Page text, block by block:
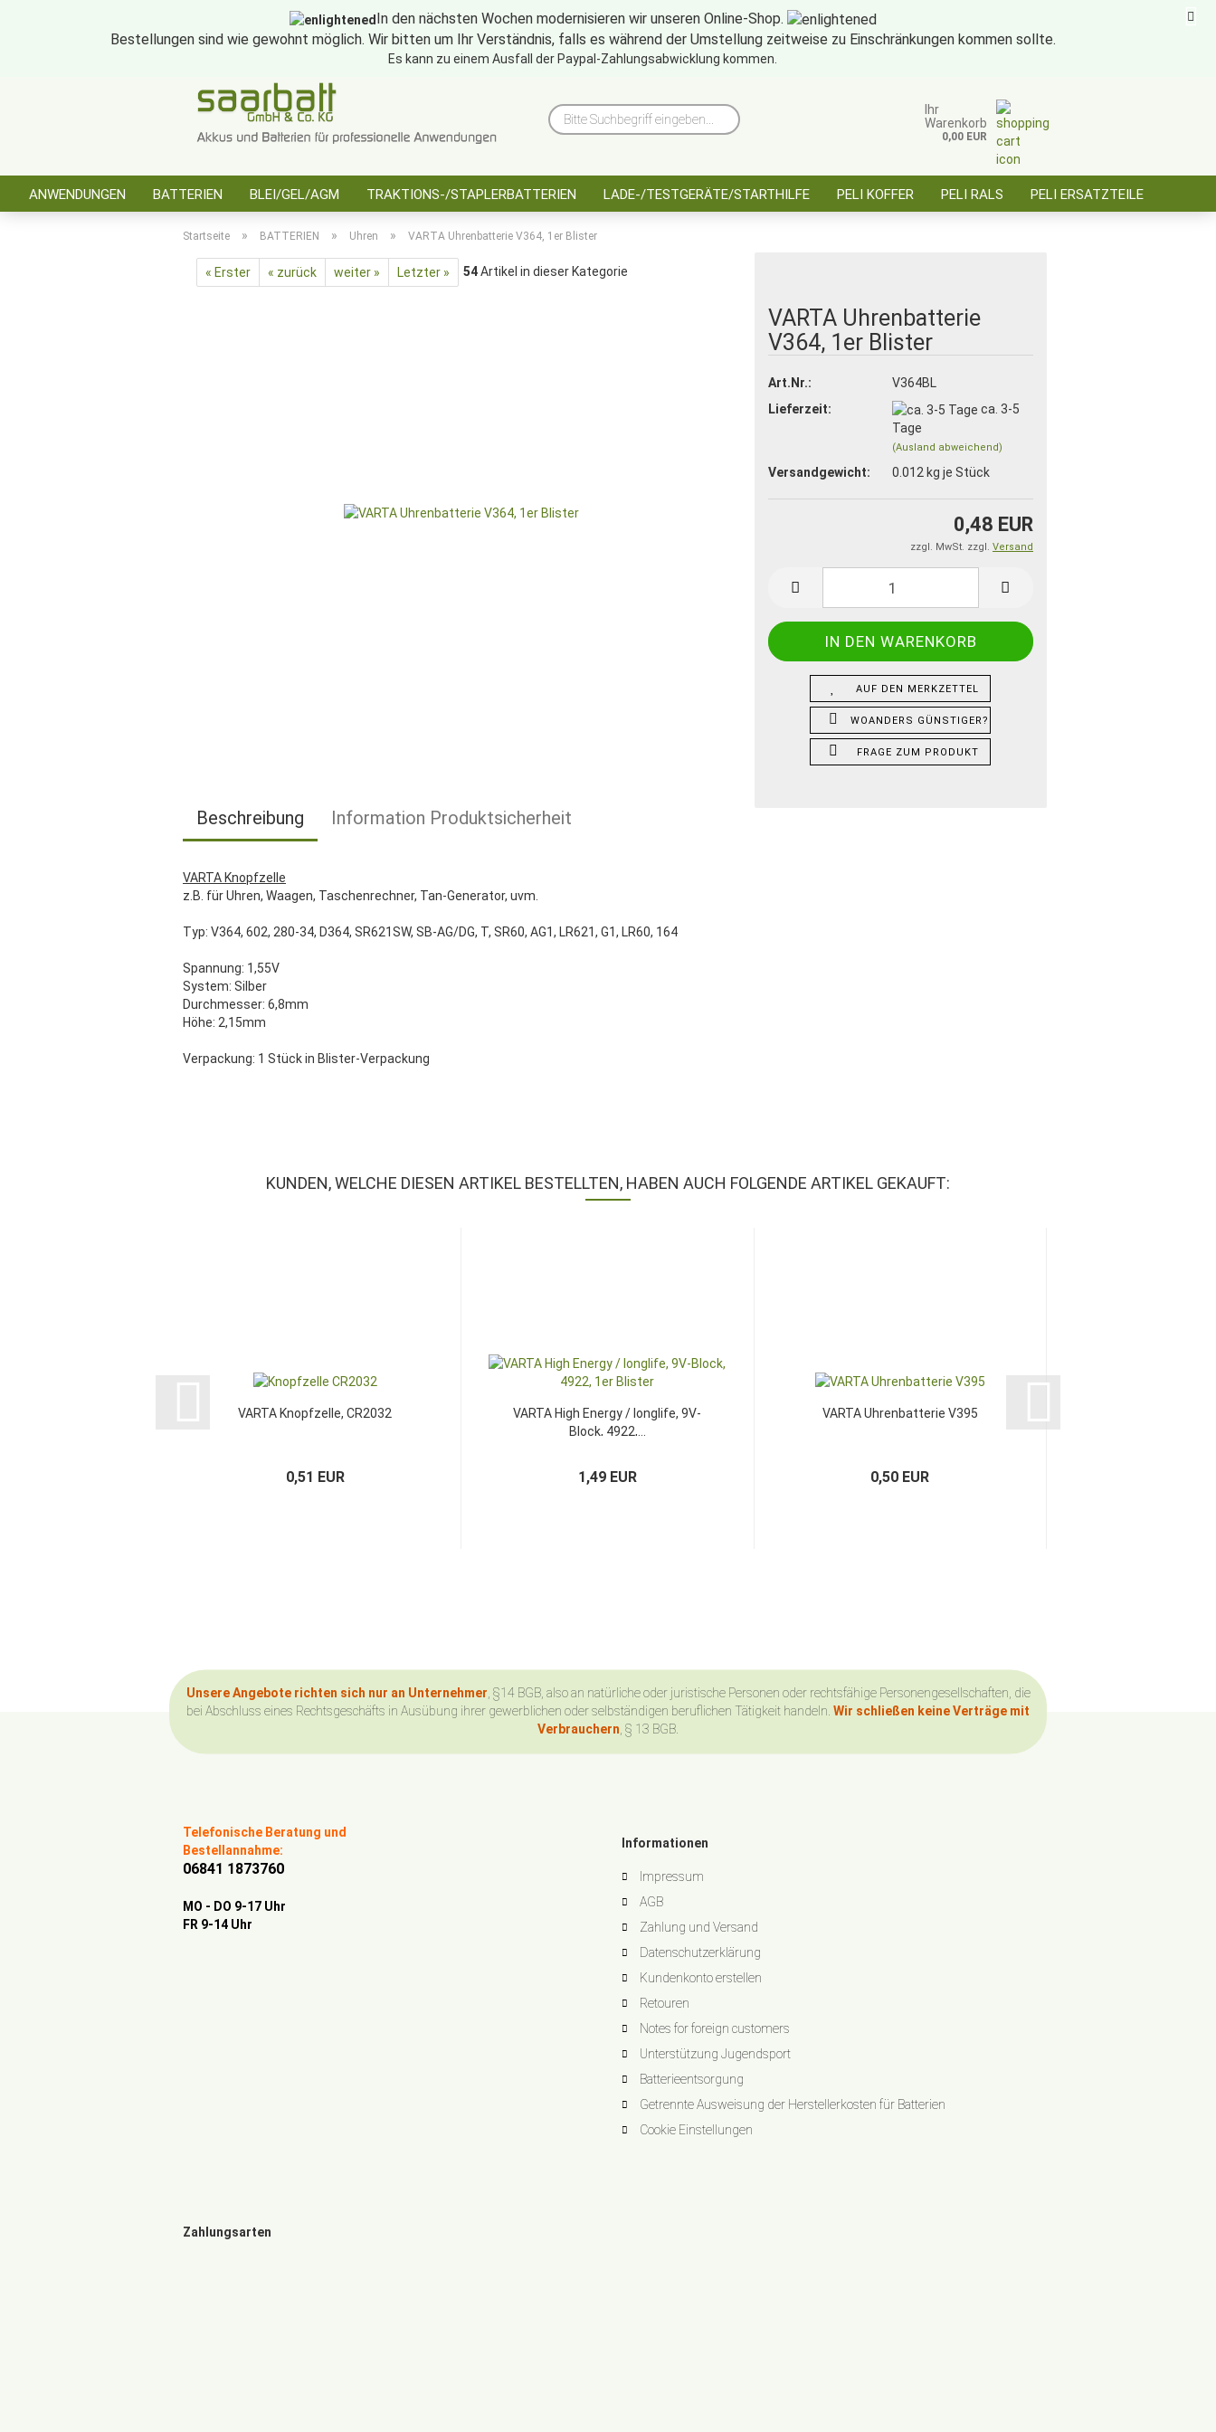
10 Jahre saarbatt Hinweise für öffentl. Auftraggeber, Behörden, BOS
Passwort
Passwort vergessen?
Bitte
Ihr
Warenkorb
0,00 EUR
In den nächsten Wochen modernisieren wir unseren Online-Shop.
Bestellungen sind wie gewohnt möglich. Wir bitten um Ihr Verständnis, falls es während der Umstellung zeitweise zu Einschränkungen kommen sollte.
Es kann zu einem Ausfall der Paypal-Zahlungsabwicklung kommen.
ANWENDUNGEN BATTERIEN BLEI/GEL/AGM TRAKTIONS-/STAPLERBATTERIEN LADE-/TESTGERÄTE/STARTHILFE PELI KOFFER PELI RALS PELI ERSATZTEILE
Startseite » BATTERIEN » Uhren » VARTA Uhrenbatterie V364, 1er Blister
« Erster « zurück weiter » Letzter » 54Artikel in dieser Kategorie
VARTA Uhrenbatterie
V364, 1er Blister
Art.Nr.:
V364BL
Lieferzeit:
ca. 3-5
Tage
(Ausland abweichend)
Versandgewicht: 0.012 kg je Stück
0,48 EUR
zzgl. MwSt. zzgl. Versand
AUF DEN MERKZETTEL
WOANDERS GÜNSTIGER?
FRAGE ZUM PRODUKT
Beschreibung Information Produktsicherheit
VARTA Knopfzelle
z.B. für Uhren, Waagen, Taschenrechner, Tan-Generator, uvm.
Typ: V364, 602, 280-34, D364, SR621SW, SB-AG/DG, T, SR60, AG1, LR621, G1, LR60, 164
Spannung: 1,55V
System: Silber
Durchmesser: 6,8mm
Höhe: 2,15mm
Verpackung: 1 Stück in Blister-Verpackung
KUNDEN, WELCHE DIESEN ARTIKEL BESTELLTEN, HABEN AUCH FOLGENDE ARTIKEL GEKAUFT:
VARTA Knopfzelle, CR2032
0,51 EUR
VARTA High Energy / longlife, 9V-
Block, 4922,...
1,49 EUR
VARTA Uhrenbatterie V395
0,50 EUR
Unsere Angebote richten sich nur an Unternehmer , §14 BGB, also an natürliche oder juristische Personen oder rechtsfähige Personengesellschaften, die
bei Abschluss eines Rechtsgeschäfts in Ausübung ihrer gewerblichen oder selbständigen beruflichen Tätigkeit handeln. Wir schließen keine Verträge mit
Verbrauchern , § 13 BGB.
Telefonische Beratung und
Bestellannahme:
06841 1873760
MO - DO 9-17 Uhr
FR 9-14 Uhr
Informationen
Impressum
AGB
Zahlung und Versand
Datenschutzerklärung
Kundenkonto erstellen
Retouren
Notes for foreign customers
Unterstützung Jugendsport
Batterieentsorgung
Getrennte Ausweisung der Herstellerkosten für Batterien
Cookie Einstellungen
Zahlungsarten